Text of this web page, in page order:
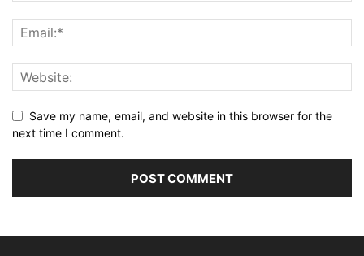
Save my name, email, and website in this browser for the
next time I comment.